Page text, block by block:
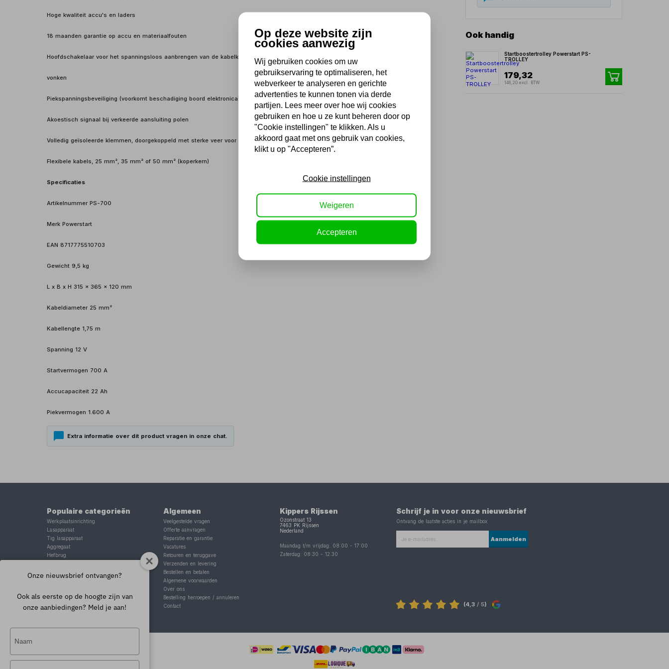
Hoge kwaliteit accu's en laders
18 maanden garantie op accu en materiaalfouten
Hoofdschakelaar voor het spanningsloos aanbrengen van de kabelklemmen, voorkomt
vonken
Piekspanningsbeveiliging (voorkomt beschadiging boord elektronica)
Akoestisch signaal bij verkeerde aansluiting polen
Volledig geïsoleerde klemmen, doorgekoppeld met sterke veer voor goed contact
Flexibele kabels, 25 mm², 35 mm² of 50 mm² (koperkern)
Specificaties
Artikelnummer PS-700
Merk Powerstart
EAN 8717775510703
Gewicht 9,5 kg
L x B x H 315 x 365 x 120 mm
Kabeldiameter 25 mm²
Kabellengte 1,75 m
Spanning 12 V
Startvermogen 700 A
Accucapaciteit 22 Ah
Piekvermogen 1.600 A
Extra informatie over dit product vragen in onze chat.
Ook handig
Startboostertrolley Powerstart PS-
TROLLEY
179,32
148,20 excl. BTW
Populaire categorieën
Werkplaatsinrichting
Lasapparaat
Tig lasapparaat
Aggregaat
Hefbrug
Schaarlift
Algemeen
Veelgestelde vragen
Offerte aanvragen
Reparatie en garantie
Vacatures
Retouren en teruggave
Verzenden en levering
Bestellen en betalen
Algemene voorwaarden
Over ons
Bestelling herroepen / annuleren
Contact
Kippers Rijssen
Ozonstraat 13
7463 PK
Rijssen
Nederland
Maandag t/m vrijdag: 08:00 -17:00
Zaterdag: 08:30 -12:30
Schrijf je in voor onze nieuwsbrief
Ontvang de laatste acties in je mailbox
Aanmelden
(4,3 / 5)
Onze nieuwsbrief ontvangen?
Ook als eerste op de hoogte zijn van
onze aanbiedingen? Meld je aan!
naam
Op deze website zijn
cookies aanwezig
Wij gebruiken cookies om uw
gebruikservaring te optimaliseren, het
webverkeer te analyseren en gerichte
advertenties te kunnen tonen via derde
partijen. Lees meer over hoe wij cookies
gebruiken en hoe u ze kunt beheren door op
"Cookie instellingen" te klikken. Als u
akkoord gaat met ons gebruik van cookies,
klikt u op "Accepteren”.
Cookie instellingen
Weigeren
Accepteren